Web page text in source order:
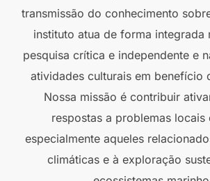
transmissão do conhecimento
instituto atua de forma integrada
pesquisa crítica e independente e
atividades culturais em benefício
Nossa missão é contribuir
respostas a problemas locais
especialmente aqueles
climáticas e à exploração